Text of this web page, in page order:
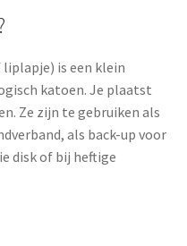
liplapje) is een klein
katoen. Je plaatst
Ze zijn te gebruiken als
als back-up voor
disk of bij heftige